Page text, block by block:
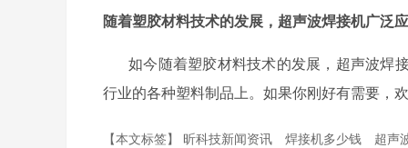
随着塑胶材料技术的发展，超声波焊接机广泛
如今随着塑胶材料技术的发展，超声波焊
行业的各种塑料制品上。如果你刚好有需要，
【本文标签】 昕科技新闻资讯 焊接机多少钱
超声